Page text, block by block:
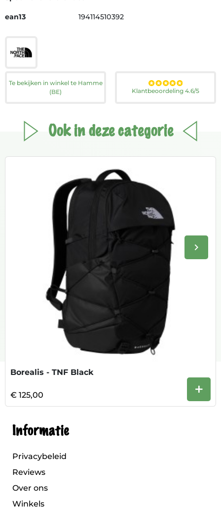
ean13 194114510392
Te bekijken in winkel te Hamme
(BE)
Klantbeoordeling 4.6/5
Ook in deze categorie
keyboard_arrow_right
Borealis - TNF Black
€ 125,00 +
Informatie
Privacybeleid
Reviews
Over ons
Winkels